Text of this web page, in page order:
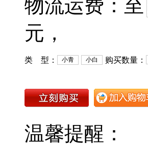
物流运费：至
元，
类 型： 小青 小白 购买数量：
温馨提醒：